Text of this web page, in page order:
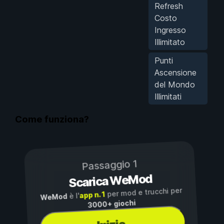
Refresh
Costo
Ingresso
Illimitato
Punti
Ascensione
del Mondo
Illimitati
Come funziona?
Passaggio 1
Scarica WeMod
WeMod è l'app n. 1per mod e trucchi per
3000+ giochi